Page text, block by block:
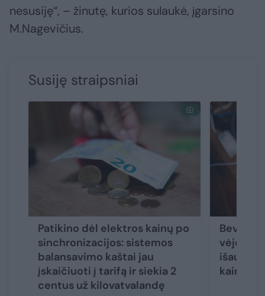
nesusiję“, – žinutę, kurios sulaukė, įgarsino
M.Nagevičius.
Susiję straipsniai
Patikino dėl elektros kainų po
sinchronizacijos: sistemos
balansavimo kaštai jau
įskaičiuoti į tarifą ir siekia 2
centus už kilovatvalandę
Beveik
vėjo
kainas